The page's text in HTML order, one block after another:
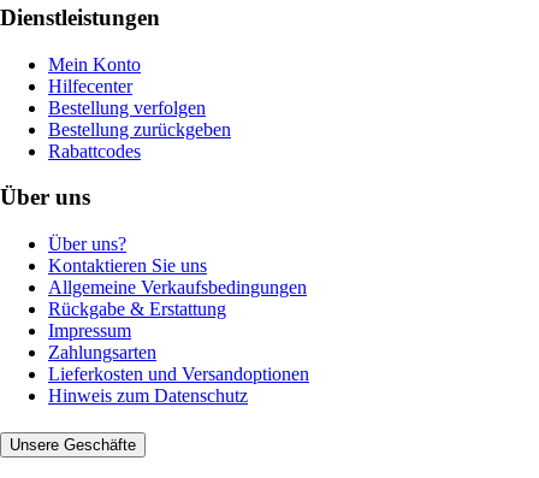
Dienstleistungen
Mein Konto
Hilfecenter
Bestellung verfolgen
Bestellung zurückgeben
Rabattcodes
Über uns
Über uns?
Kontaktieren Sie uns
Allgemeine Verkaufsbedingungen
Rückgabe & Erstattung
Impressum
Zahlungsarten
Lieferkosten und Versandoptionen
Hinweis zum Datenschutz
Unsere Geschäfte